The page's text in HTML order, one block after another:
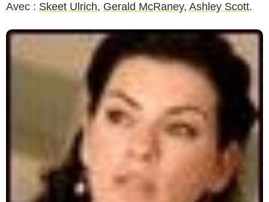
Avec : Skeet Ulrich, Gerald McRaney, Ashley Scott.